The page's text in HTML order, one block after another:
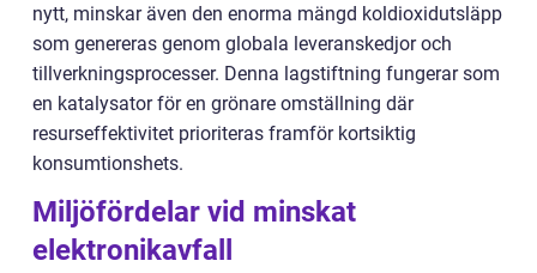
nytt, minskar även den enorma mängd koldioxidutsläpp
som genereras genom globala leveranskedjor och
tillverkningsprocesser. Denna lagstiftning fungerar som
en katalysator för en grönare omställning där
resurseffektivitet prioriteras framför kortsiktig
konsumtionshets.
Miljöfördelar vid minskat
elektronikavfall